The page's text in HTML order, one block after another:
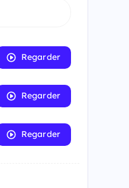
Regarder
Regarder
Regarder